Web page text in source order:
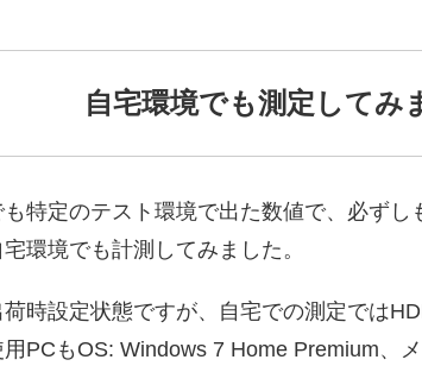
自宅環境でも測定してみ
特定のテスト環境で出た数値で、必ず
環境でも計測してみました。
時設定状態ですが、自宅での測定では
PCもOS: Windows 7 Home Premium、